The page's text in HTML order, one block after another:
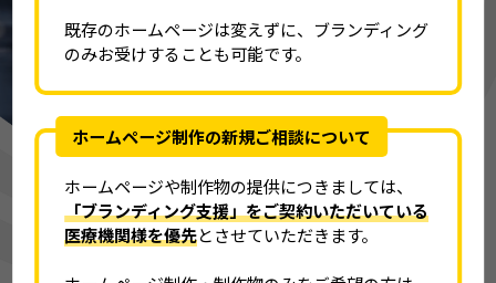
オンリーワンの
医院経営をしたい
経営者を支援する
医療ブランディング会社
既存のホームページは変えずに、ブランディング
のみお受けすることも可能です。
ホームページ制作の新規ご相談について
ホームページや制作物の提供につきましては、
「ブランディング支援」をご契約いただいている
医療機関様を優先とさせていただきます。